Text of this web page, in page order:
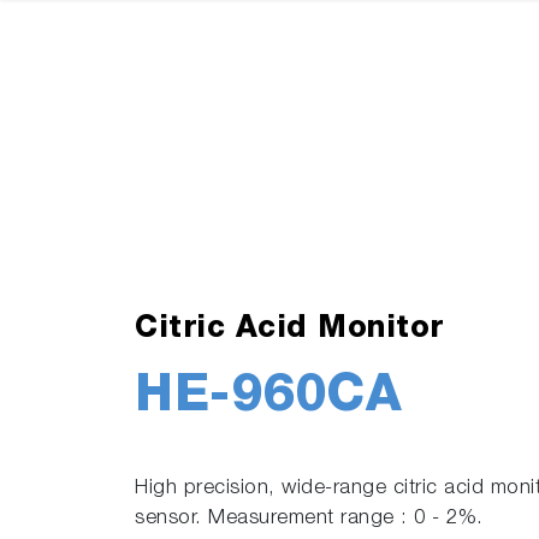
Citric Acid Monitor
HE-960CA
High precision, wide-range citric acid
sensor. Measurement range : 0 - 2%.